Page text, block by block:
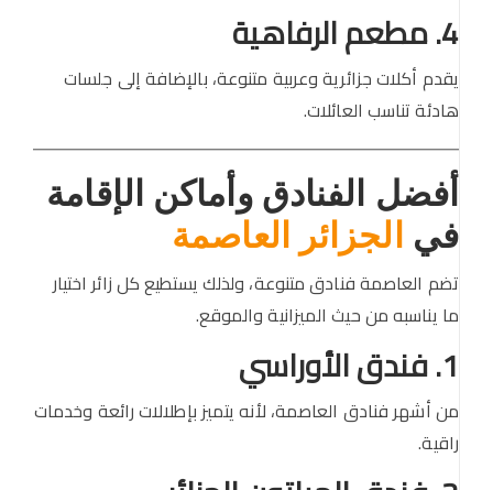
4. مطعم الرفاهية
يقدم أكلات جزائرية وعربية متنوعة، بالإضافة إلى جلسات
هادئة تناسب العائلات.
أفضل الفنادق وأماكن الإقامة
في الجزائر العاصمة
تضم العاصمة فنادق متنوعة، ولذلك يستطيع كل زائر اختيار
ما يناسبه من حيث الميزانية والموقع.
1. فندق الأوراسي
من أشهر فنادق العاصمة، لأنه يتميز بإطلالات رائعة وخدمات
راقية.